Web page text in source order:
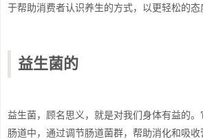
于帮助消费者认识养生的方式，以更轻松的态
益生菌的
益生菌，顾名思义，就是对我们身体有益的
肠道中，通过调节肠道菌群，帮助消化和吸